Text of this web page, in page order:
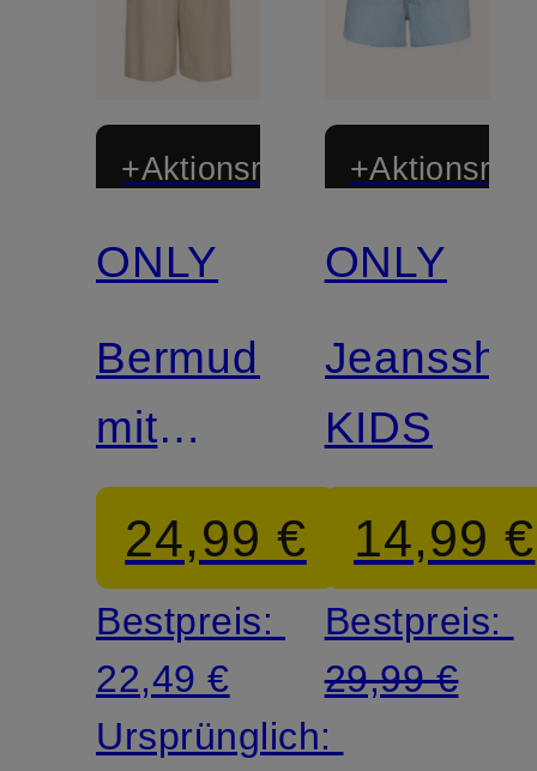
+Aktionsrabatt
ONLY
Bermudas
mit
Leinen
24,99 €
Bestpreis:
22,49 €
Ursprünglich:
ONLY
KIDS
14,99 €
Bestpreis:
29,99 €